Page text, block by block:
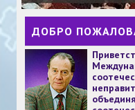
ДОБРО